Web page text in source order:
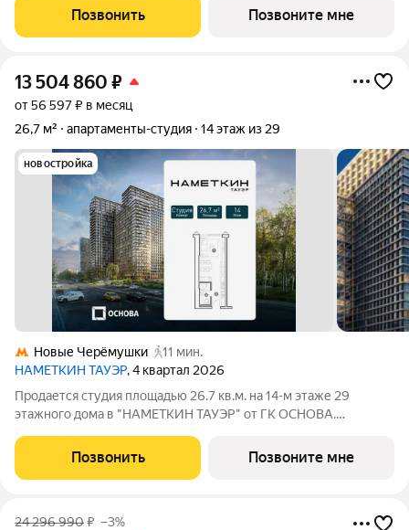
организовать угловую кухню с полноценнгым вместительным
гарнитуром и мягкую зону отдыха
Позвонить Позвоните мне
13 504 860 ₽
от 56 597 ₽ в месяц
26,7 м²
апартаменты-студия 14 этаж из 29
новостройка
Новые Черёмушки
11 мин.
НАМЕТКИН ТАУЭР, 4 квартал 2026
Продается студия площадью 26.7 кв.м. на 14-м этаже 29
этажного дома в "НАМЕТКИН ТАУЭР" от ГК ОСНОВА.
обслуживанием, располагается в районе Черёмушки на Юго-
Западе Москвы. Архитектура от
Позвонить Позвоните мне
24 296 990₽ –3%